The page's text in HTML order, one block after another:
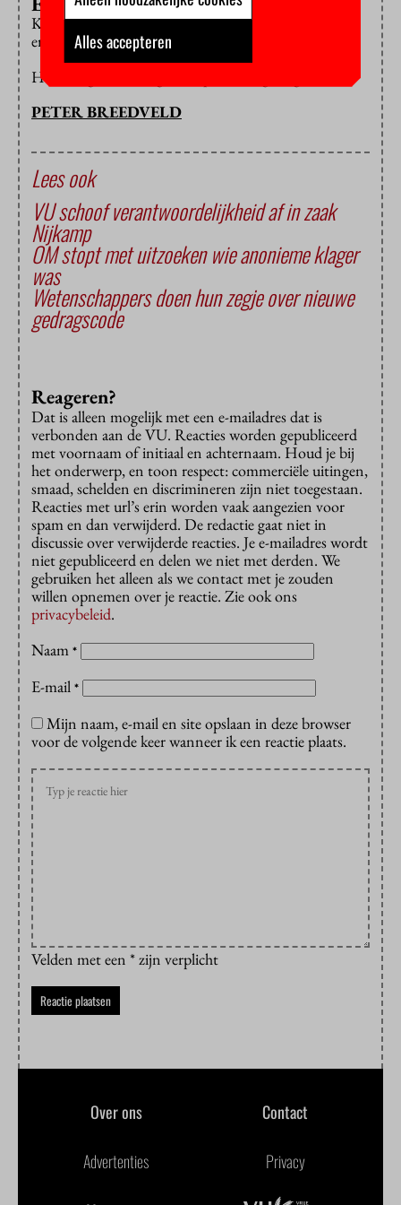
Kourtit doet het college het dringende verzoek ‘deze
ernstige fout in het persbericht’ te herstellen.
Het college heeft nog niet op de mail gereageerd.
PETER BREEDVELD
Lees ook
VU schoof verantwoordelijkheid af in zaak
Nijkamp
OM stopt met uitzoeken wie anonieme klager
was
Wetenschappers doen hun zegje over nieuwe
gedragscode
Reageren?
Dat is alleen mogelijk met een e-mailadres dat is
verbonden aan de VU. Reacties worden gepubliceerd
met voornaam of initiaal en achternaam. Houd je bij
het onderwerp, en toon respect: commerciële uitingen,
smaad, schelden en discrimineren zijn niet toegestaan.
Reacties met url’s erin worden vaak aangezien voor
spam en dan verwijderd. De redactie gaat niet in
discussie over verwijderde reacties. Je e-mailadres wordt
niet gepubliceerd en delen we niet met derden. We
gebruiken het alleen als we contact met je zouden
willen opnemen over je reactie. Zie ook ons
privacybeleid.
Naam *
E-mail *
Mijn naam, e-mail en site opslaan in deze browser
voor de volgende keer wanneer ik een reactie plaats.
Velden met een * zijn verplicht
Over ons Contact
Advertenties Privacy
Alles accepteren